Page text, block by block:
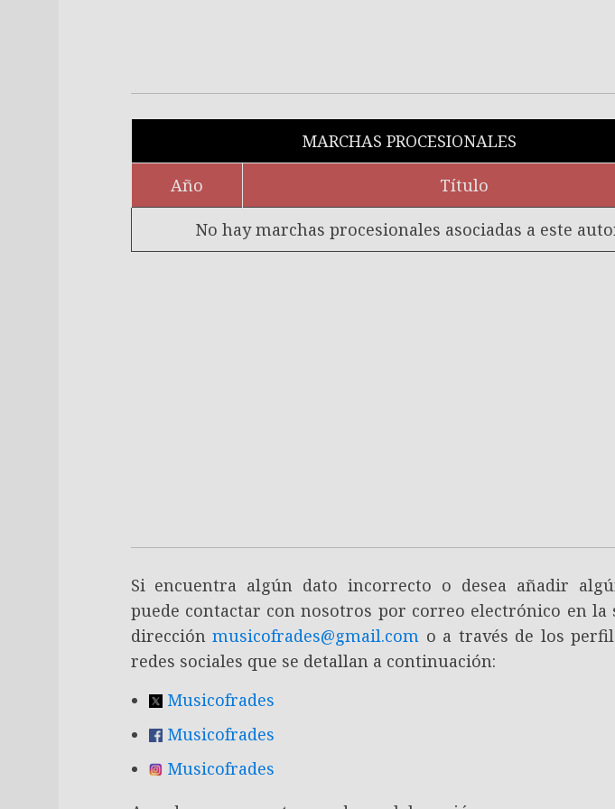
MARCHAS PROCESIONALES
Año Título
No hay marchas procesionales asociadas a este
Si encuentra algún dato incorrecto o desea añadir
puede contactar con nosotros por correo electrónico en la
direcciónmusicofrades@gmail.com o a través de los
redes sociales que se detallan a continuación:
Musicofrades
Musicofrades
Musicofrades